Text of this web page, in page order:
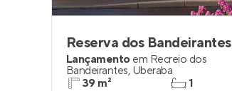
Reserva dos Bandeirantes
Lançamento em Recreio dos
Bandeirantes, Uberaba
39 m²
1